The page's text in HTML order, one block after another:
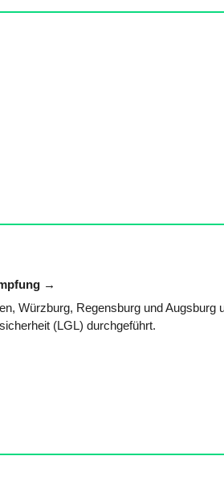
Würzburg, Regensburg und Augsburg
(LGL) durchgeführt.